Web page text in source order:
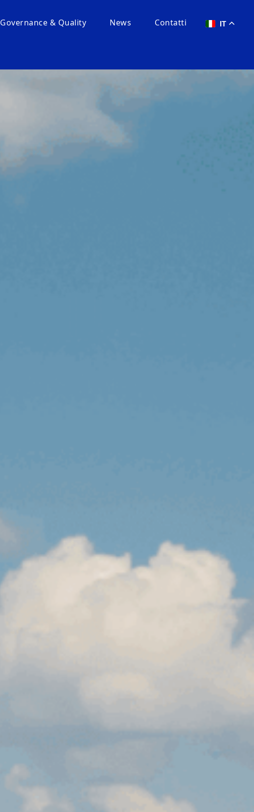
Governance & Quality News Contatti IT